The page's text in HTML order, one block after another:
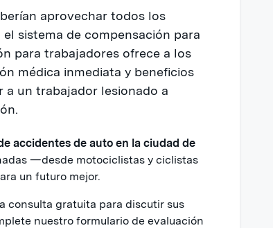
aprovechar todos los
sistema de compensación para
para trabajadores ofrece a los
médica inmediata y beneficios
a un trabajador lesionado a
accidentes de auto en la ciudad de
—desde motociclistas y ciclistas
un futuro mejor.
consulta gratuita para discutir sus
nuestro formulario de evaluación